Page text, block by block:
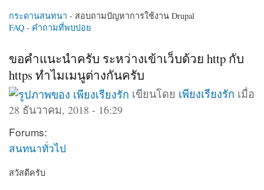
กระดานสนทนา - สอบถามปัญหาการใช้งาน Drupal
FAQ - คำถามที่พบบ่อย
ขอคำแนะนำครับ ระหว่างเข้าเว็บด้วย http กับ
https ทำไมเมนูต่างกันครับ
เขียนโดย เพียงเรียงรัก เมื่อ
28 ธันวาคม, 2018 - 16:29
Forums:
สนทนาทั่วไป
สวัสดีครับ